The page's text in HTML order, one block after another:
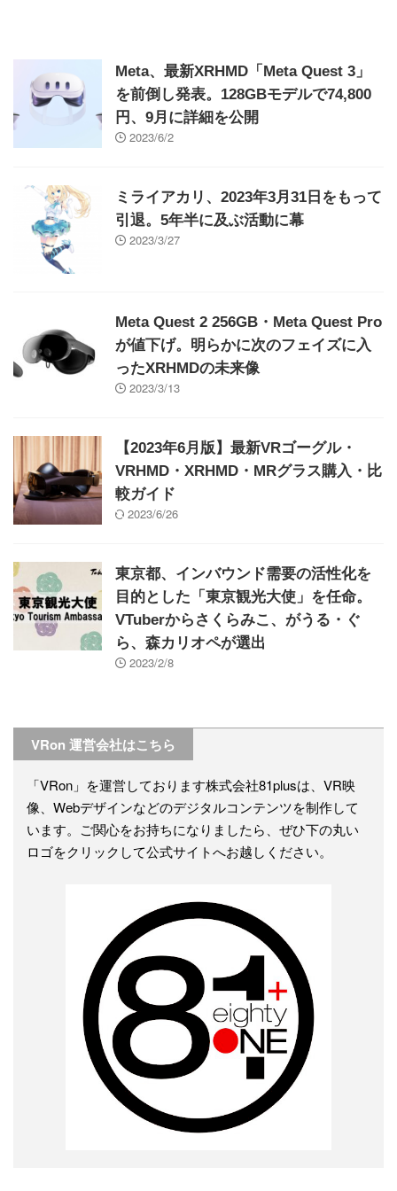
Meta、最新XRHMD「Meta Quest 3」
を前倒し発表。128GBモデルで74,800
円、9月に詳細を公開
2023/6/2
ミライアカリ、2023年3月31日をもって
引退。5年半に及ぶ活動に幕
2023/3/27
Meta Quest 2 256GB・Meta Quest Pro
が値下げ。明らかに次のフェイズに入
ったXRHMDの未来像
2023/3/13
【2023年6月版】最新VRゴーグル・
VRHMD・XRHMD・MRグラス購入・比
較ガイド
2023/6/26
東京都、インバウンド需要の活性化を
目的とした「東京観光大使」を任命。
VTuberからさくらみこ、がうる・ぐ
ら、森カリオペが選出
2023/2/8
VRon 運営会社はこちら
「VRon」を運営しております株式会社81plusは、VR映
像、Webデザインなどのデジタルコンテンツを制作して
います。ご関心をお持ちになりましたら、ぜひ下の丸い
ロゴをクリックして公式サイトへお越しください。